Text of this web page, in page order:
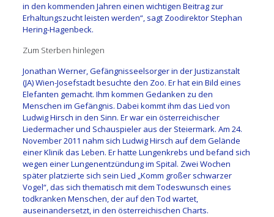
in den kommenden Jahren einen wichtigen Beitrag zur
Erhaltungszucht leisten werden“, sagt Zoodirektor Stephan
Hering-Hagenbeck.
Zum Sterben hinlegen
Jonathan Werner, Gefängnisseelsorger in der Justizanstalt
(JA) Wien-Josefstadt besuchte den Zoo. Er hat ein Bild eines
Elefanten gemacht. Ihm kommen Gedanken zu den
Menschen im Gefängnis. Dabei kommt ihm das Lied von
Ludwig Hirsch in den Sinn. Er war ein österreichischer
Liedermacher und Schauspieler aus der Steiermark. Am 24.
November 2011 nahm sich Ludwig Hirsch auf dem Gelände
einer Klinik das Leben. Er hatte Lungenkrebs und befand sich
wegen einer Lungenentzündung im Spital. Zwei Wochen
später platzierte sich sein Lied „Komm großer schwarzer
Vogel“, das sich thematisch mit dem Todeswunsch eines
todkranken Menschen, der auf den Tod wartet,
auseinandersetzt, in den österreichischen Charts.